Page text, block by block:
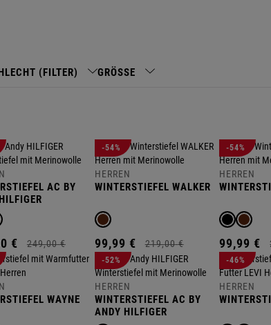
(FILTER) GRÖSSE
AC BY
€ 249,00 €
HERREN
WINTERSTIEFEL WALKER
99,99 € 219,00 €
-54%
HERREN
99,99 €
-54%
WAYNE
HERREN
WINTERSTIEFEL AC BY
ANDY HILFIGER
-52%
HERREN
-46%